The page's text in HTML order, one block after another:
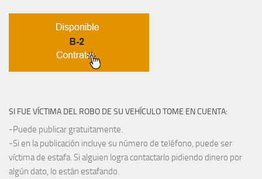
SI FUE VÍCTIMA DEL ROBO DE SU VEHÍCULO TOME EN CUENTA:
-Puede publicar gratuitamente.
-Si en la publicación incluye su número de teléfono, puede ser
víctima de estafa. Si alguien logra contactarlo pidiendo dinero por
algún dato, lo están estafando.